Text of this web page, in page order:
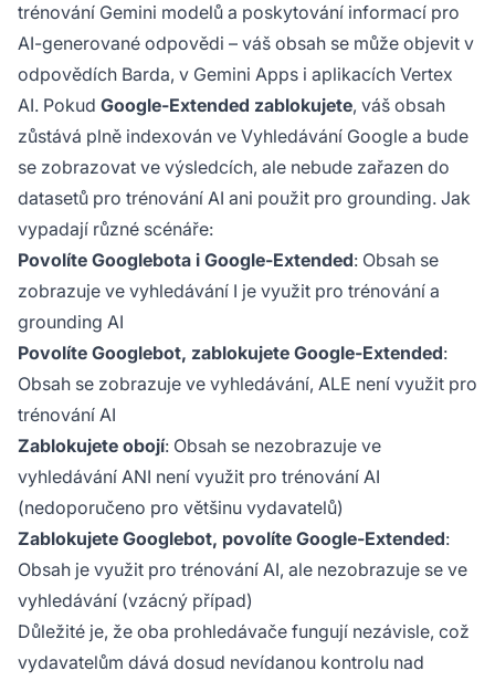
trénování Gemini modelů a poskytování informací pro
AI-generované odpovědi – váš obsah se může objevit v
odpovědích Barda, v Gemini Apps i aplikacích Vertex
AI. Pokud Google-Extended zablokujete, váš obsah
zůstává plně indexován ve Vyhledávání Google a bude
se zobrazovat ve výsledcích, ale nebude zařazen do
datasetů pro trénování AI ani použit pro grounding. Jak
vypadají různé scénáře:
Povolíte Googlebota i Google-Extended: Obsah se
zobrazuje ve vyhledávání I je využit pro trénování a
grounding AI
Povolíte Googlebot, zablokujete Google-Extended:
Obsah se zobrazuje ve vyhledávání, ALE není využit pro
trénování AI
Zablokujete obojí: Obsah se nezobrazuje ve
vyhledávání ANI není využit pro trénování AI
(nedoporučeno pro většinu vydavatelů)
Zablokujete Googlebot, povolíte Google-Extended:
Obsah je využit pro trénování AI, ale nezobrazuje se ve
vyhledávání (vzácný případ)
Důležité je, že oba prohledávače fungují nezávisle, což
vydavatelům dává dosud nevídanou kontrolu nad